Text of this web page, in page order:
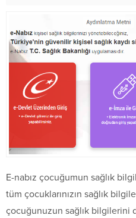
E-nabız çocuğumun sağlık
tüm çocuklarınızın sağlık
çocuğunuzun sağlık bilgilerini